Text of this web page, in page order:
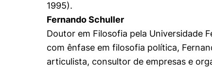
1995).
Fernando Schuller
Doutor em Filosofia pela Universidade
com ênfase em filosofia política,
articulista, consultor de empresas e